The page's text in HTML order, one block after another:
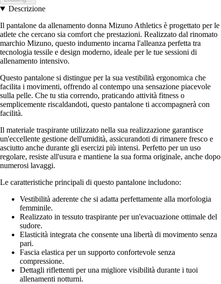
Descrizione
Il pantalone da allenamento donna Mizuno Athletics è progettato per le
atlete che cercano sia comfort che prestazioni. Realizzato dal rinomato
marchio Mizuno, questo indumento incarna l'alleanza perfetta tra
tecnologia tessile e design moderno, ideale per le tue sessioni di
allenamento intensivo.
Questo pantalone si distingue per la sua vestibilità ergonomica che
facilita i movimenti, offrendo al contempo una sensazione piacevole
sulla pelle. Che tu stia correndo, praticando attività fitness o
semplicemente riscaldandoti, questo pantalone ti accompagnerà con
facilità.
Il materiale traspirante utilizzato nella sua realizzazione garantisce
un'eccellente gestione dell'umidità, assicurandoti di rimanere fresco e
asciutto anche durante gli esercizi più intensi. Perfetto per un uso
regolare, resiste all'usura e mantiene la sua forma originale, anche dopo
numerosi lavaggi.
Le caratteristiche principali di questo pantalone includono:
Vestibilità aderente che si adatta perfettamente alla morfologia
femminile.
Realizzato in tessuto traspirante per un'evacuazione ottimale del
sudore.
Elasticità integrata che consente una libertà di movimento senza
pari.
Fascia elastica per un supporto confortevole senza
compressione.
Dettagli riflettenti per una migliore visibilità durante i tuoi
allenamenti notturni.